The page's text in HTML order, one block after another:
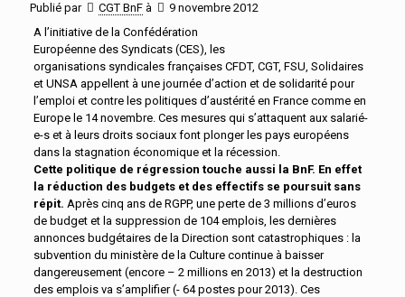
Publié par CGT BnF à
9 novembre 2012
A l’initiative de la Confédération
Européenne des Syndicats (CES), les
organisations syndicales françaises CFDT, CGT, FSU, Solidaires
et UNSA appellent à une journée d’action et de solidarité pour
l’emploi et contre les politiques d’austérité en France comme en
Europe le 14 novembre. Ces mesures qui s’attaquent aux salarié-
e-s et à leurs droits sociaux font plonger les pays européens
dans la stagnation économique et la récession.
Cette politique de régression touche aussi la BnF. En effet
la réduction des budgets et des effectifs se poursuit sans
répit. Après cinq ans de RGPP, une perte de 3 millions d’euros
de budget et la suppression de 104 emplois, les dernières
annonces budgétaires de la Direction sont catastrophiques : la
subvention du ministère de la Culture continue à baisser
dangereusement (encore – 2 millions en 2013) et la destruction
des emplois va s’amplifier (- 64 postes pour 2013). Ces